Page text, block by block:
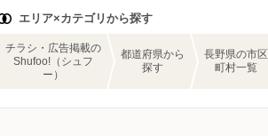
エリア×カテゴリから探す
チラシ・広告掲載の
Shufoo!（シュフ
ー）
都道府県から
探す
長野県の市区
町村一覧